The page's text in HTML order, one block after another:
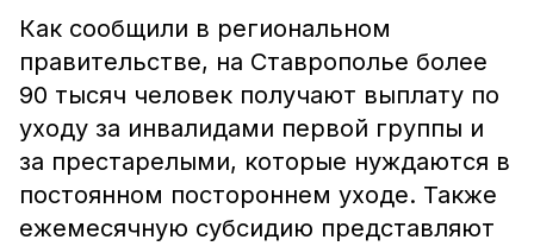
Как сообщили в региональном
правительстве, на Ставрополье более
90 тысяч человек получают выплату по
уходу за инвалидами первой группы и
за престарелыми, которые нуждаются в
постоянном постороннем уходе. Также
ежемесячную субсидию представляют